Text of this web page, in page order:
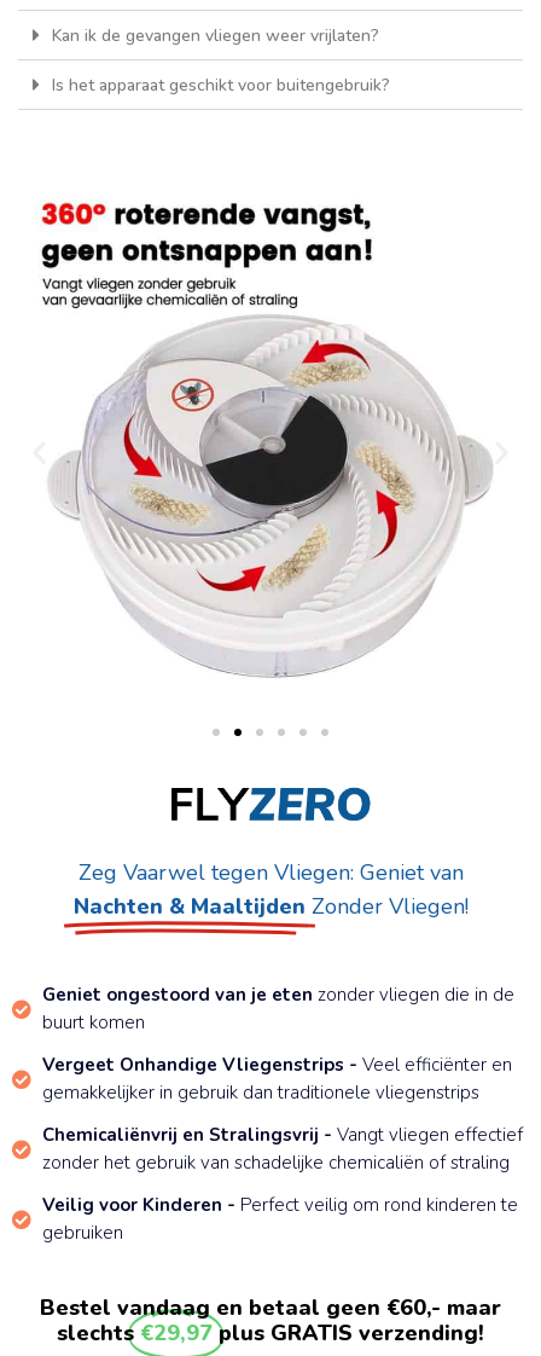
Kan ik de gevangen vliegen weer vrijlaten?
Is het apparaat geschikt voor buitengebruik?
Zeg Vaarwel tegen Vliegen: Geniet van
Nachten & Maaltijden Zonder Vliegen!
Geniet ongestoord van je eten zonder vliegen die in de
buurt komen
Vergeet Onhandige Vliegenstrips - Veel efficiënter en
gemakkelijker in gebruik dan traditionele vliegenstrips
Chemicaliënvrij en Stralingsvrij - Vangt vliegen effectief
zonder het gebruik van schadelijke chemicaliën of straling
Veilig voor Kinderen - Perfect veilig om rond kinderen te
gebruiken
Bestel vandaag en betaal geen €60,- maar
slechts €29,97 plus GRATIS verzending!